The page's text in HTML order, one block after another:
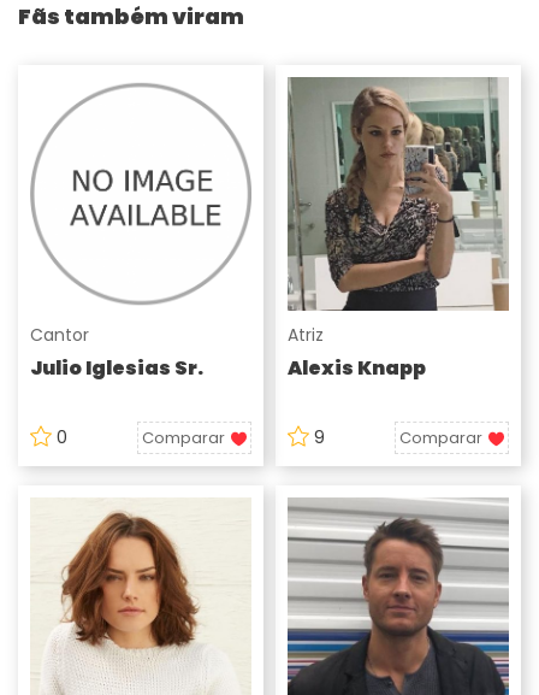
Fãs também viram
Cantor
Julio Iglesias Sr.
0 Comparar
Atriz
Alexis Knapp
9 Comparar